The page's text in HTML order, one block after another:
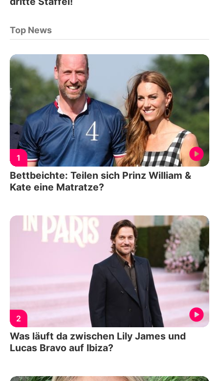
Top News
1
Bettbeichte: Teilen sich Prinz William &
Kate eine Matratze?
2
Was läuft da zwischen Lily James und
Lucas Bravo auf Ibiza?